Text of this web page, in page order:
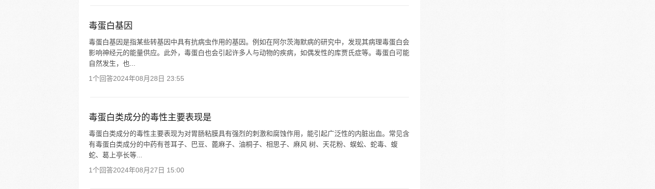
毒蛋白基因
毒蛋白基因是指某些转基因中具有抗病虫作用的基因。例如在阿尔茨海默病的研究中，发现其病理毒蛋白会
影响神经元的能量供应。此外，毒蛋白也会引起许多人与动物的疾病，如偶发性的库贾氏症等。毒蛋白可能
自然发生，也...
1个回答2024年08月28日 23:55
毒蛋白类成分的毒性主要表现是
毒蛋白类成分的毒性主要表现为对胃肠粘膜具有强烈的刺激和腐蚀作用，能引起广泛性的内脏出血。常见含
有毒蛋白类成分的中药有苍耳子、巴豆、蓖麻子、油桐子、相思子、麻风 树、天花粉、蜈蚣、蛇毒、蝮
蛇、葛上亭长等...
1个回答2024年08月27日 15:00